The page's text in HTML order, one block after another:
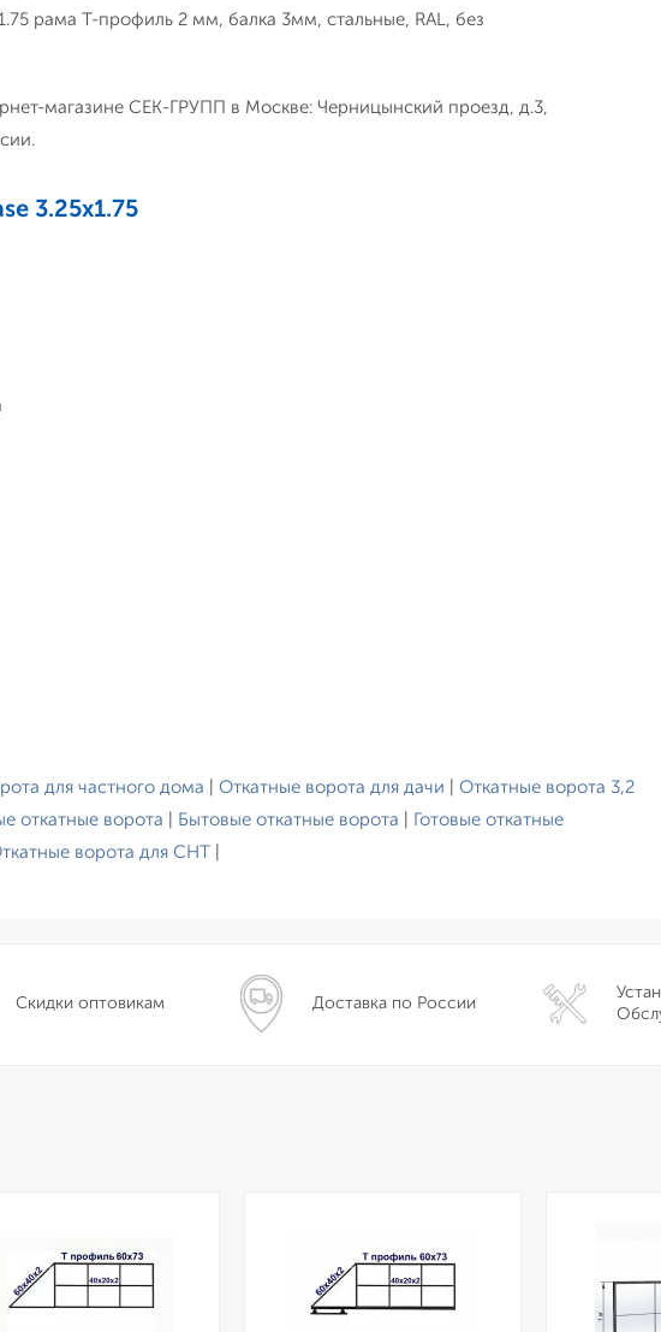
рама Т-профиль 2 мм, балка 3мм, стальные, RAL, без
магазине СЕК-ГРУПП в Москве: Черницынский проезд, д.3,
3.25x1.75
для частного дома Откатные ворота для дачи
Откатные ворота 3,2
откатные ворота Бытовые откатные ворота
Готовые откатные
ворота для СНТ
Скидки оптовикам Доставка по России